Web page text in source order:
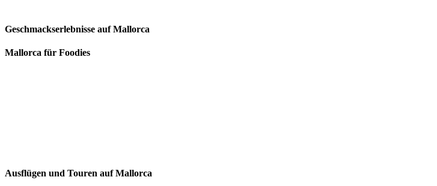
Geschmackserlebnisse auf Mallorca
Mallorca für Foodies
Ausflügen und Touren auf Mallorca